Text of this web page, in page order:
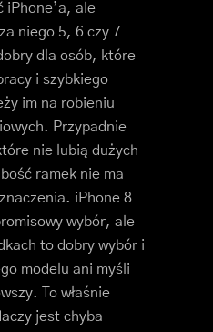
iPhone’a, ale
niego 5, 6 czy 7
dla osób, które
i szybkiego
im na robieniu
Przypadnie
nie lubią dużych
ramek nie ma
iPhone 8
wybór, ale
to dobry wybór i
modelu ani myśli
To właśnie
jest chyba